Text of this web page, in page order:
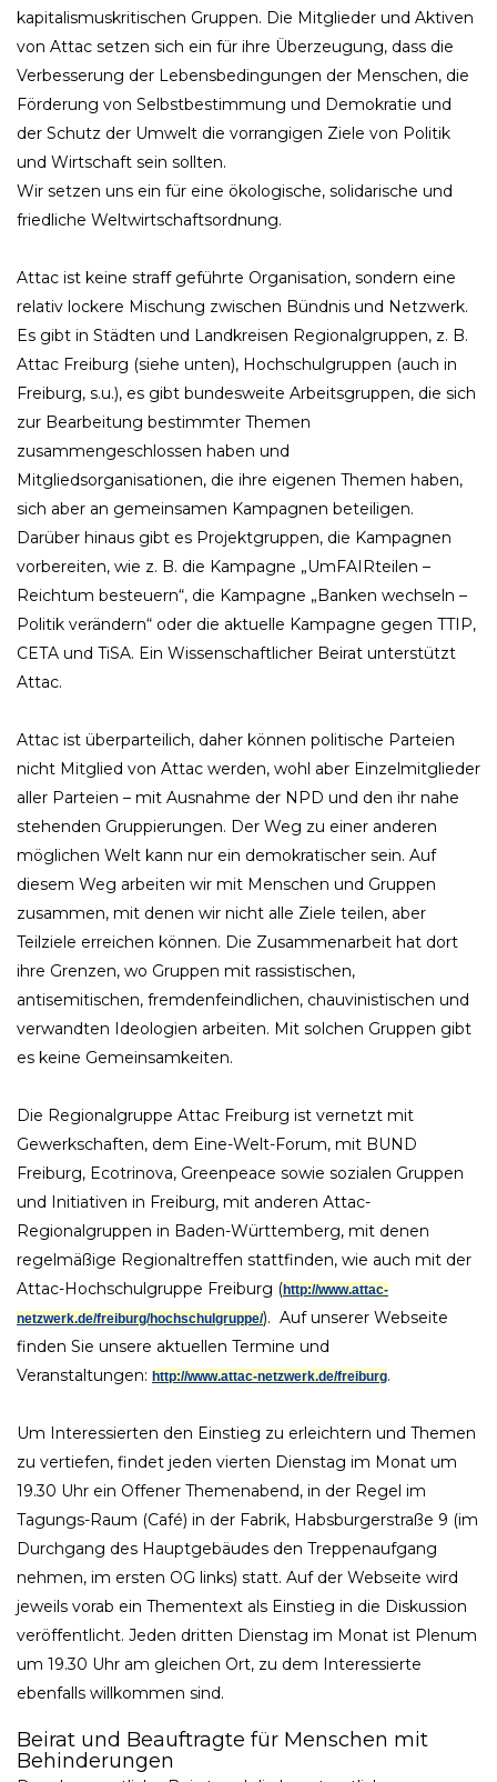
kapitalismuskritischen Gruppen. Die Mitglieder und Aktiven
von Attac setzen sich ein für ihre Überzeugung, dass die
Verbesserung der Lebensbedingungen der Menschen, die
Förderung von Selbstbestimmung und Demokratie und
der Schutz der Umwelt die vorrangigen Ziele von Politik
und Wirtschaft sein sollten.
Wir setzen uns ein für eine ökologische, solidarische und
friedliche Weltwirtschaftsordnung.
Attac ist keine straff geführte Organisation, sondern eine
relativ lockere Mischung zwischen Bündnis und Netzwerk.
Es gibt in Städten und Landkreisen Regionalgruppen, z. B.
Attac Freiburg (siehe unten), Hochschulgruppen (auch in
Freiburg, s.u.), es gibt bundesweite Arbeitsgruppen, die sich
zur Bearbeitung bestimmter Themen
zusammengeschlossen haben und
Mitgliedsorganisationen, die ihre eigenen Themen haben,
sich aber an gemeinsamen Kampagnen beteiligen.
Darüber hinaus gibt es Projektgruppen, die Kampagnen
vorbereiten, wie z. B. die Kampagne „UmFAIRteilen –
Reichtum besteuern“, die Kampagne „Banken wechseln –
Politik verändern“ oder die aktuelle Kampagne gegen TTIP,
CETA und TiSA. Ein Wissenschaftlicher Beirat unterstützt
Attac.
Attac ist überparteilich, daher können politische Parteien
nicht Mitglied von Attac werden, wohl aber Einzelmitglieder
aller Parteien – mit Ausnahme der NPD und den ihr nahe
stehenden Gruppierungen. Der Weg zu einer anderen
möglichen Welt kann nur ein demokratischer sein. Auf
diesem Weg arbeiten wir mit Menschen und Gruppen
zusammen, mit denen wir nicht alle Ziele teilen, aber
Teilziele erreichen können. Die Zusammenarbeit hat dort
ihre Grenzen, wo Gruppen mit rassistischen,
antisemitischen, fremdenfeindlichen, chauvinistischen und
verwandten Ideologien arbeiten. Mit solchen Gruppen gibt
es keine Gemeinsamkeiten.
Die Regionalgruppe Attac Freiburg ist vernetzt mit
Gewerkschaften, dem Eine-Welt-Forum, mit BUND
Freiburg, Ecotrinova, Greenpeace sowie sozialen Gruppen
und Initiativen in Freiburg, mit anderen Attac-
Regionalgruppen in Baden-Württemberg, mit denen
regelmäßige Regionaltreffen stattfinden, wie auch mit der
Attac-Hochschulgruppe Freiburg (http://www.attac-
netzwerk.de/freiburg/hochschulgruppe/). Auf unserer Webseite
finden Sie unsere aktuellen Termine und
Veranstaltungen: http://www.attac-netzwerk.de/freiburg.
Um Interessierten den Einstieg zu erleichtern und Themen
zu vertiefen, findet jeden vierten Dienstag im Monat um
19.30 Uhr ein Offener Themenabend, in der Regel im
Tagungs-Raum (Café) in der Fabrik, Habsburgerstraße 9 (im
Durchgang des Hauptgebäudes den Treppenaufgang
nehmen, im ersten OG links) statt. Auf der Webseite wird
jeweils vorab ein Thementext als Einstieg in die Diskussion
veröffentlicht. Jeden dritten Dienstag im Monat ist Plenum
um 19.30 Uhr am gleichen Ort, zu dem Interessierte
ebenfalls willkommen sind.
Beirat und Beauftragte für Menschen mit
Behinderungen